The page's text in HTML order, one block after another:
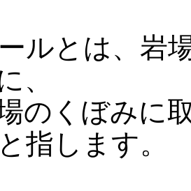
ルとは、岩
、
のくぼみに
指します。